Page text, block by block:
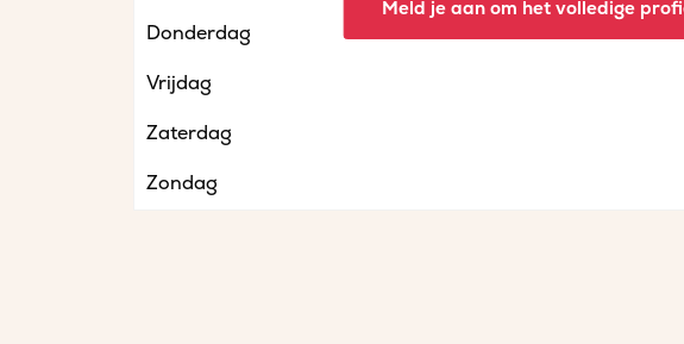
Donderdag
Vrijdag
Zaterdag
Zondag
Meld je aan om het volledige